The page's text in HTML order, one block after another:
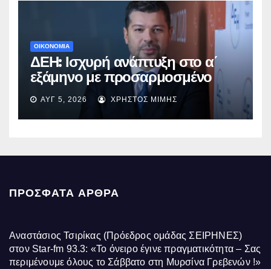
ΟΙΚΟΝΟΜΙΑ
ΔΕΗ: Ισχυρή ανάπτυξη στο α΄
εξάμηνο με προσαρμοσμένο
EBITDA στα €1,2 δισ.
ΑΥΓ 5, 2026 ΧΡΉΣΤΟΣ ΜΊΜΗΣ
ΠΡΌΣΦΑΤΑ ΆΡΘΡΑ
Αναστάσιος Τσιρίκας (Πρόεδρος ομάδας ΣΕΙΡΗΝΕΣ)
στον Star-fm 93.3: «Το όνειρο έγινε πραγματικότητα – Σας
περιμένουμε όλους το Σάββατο στη Μυρσίνα Γρεβενών !»